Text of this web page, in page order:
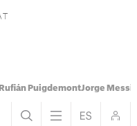
Rufián PuigdemontJorge Messi